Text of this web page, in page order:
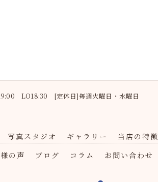
LO18:30 [定休日]毎週火曜日・水曜日
写真スタジオ ギャラリー 当店の特徴
の声 ブログ コラム お問い合わせ